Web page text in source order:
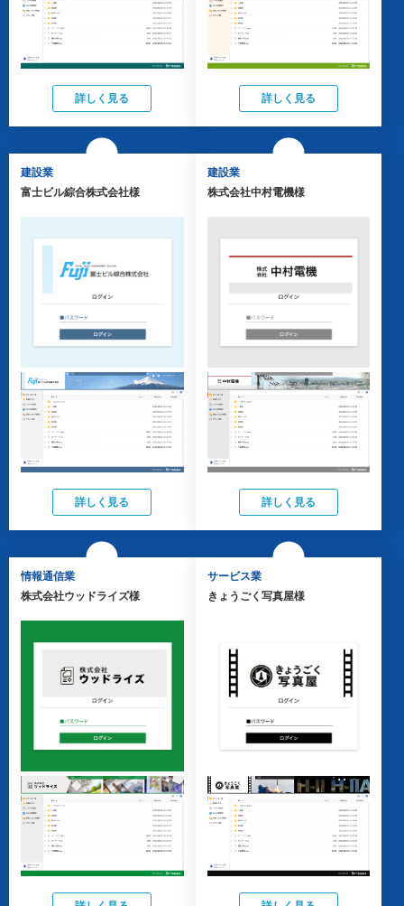
詳しく見る 詳しく見る
建設業
富士ビル綜合株式会社様
詳しく見る
建設業
株式会社中村電機様
詳しく見る
情報通信業
株式会社ウッドライズ様
サービス業
きょうごく写真屋様